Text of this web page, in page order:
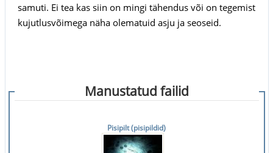
samuti. Ei tea kas siin on mingi tähendus või on tegemist
kujutlusvõimega näha olematuid asju ja seoseid.
Manustatud failid
Pisipilt (pisipildid)